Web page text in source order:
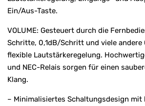
Ein/Aus-Taste.
VOLUME: Gesteuert durch die
Schritte, 0,1dB/Schritt und viele andere
flexible Lautstärkeregelung.
und NEC-Relais sorgen für einen
Klang.
– Minimalisiertes Schaltungsdesign mit